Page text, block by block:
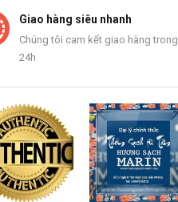
Giao hàng siêu nhanh
Chúng tôi cam kết giao hàng trong
24h